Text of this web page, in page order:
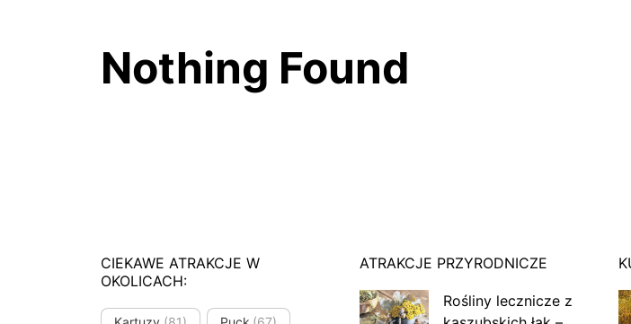
Nothing Found
CIEKAWE ATRAKCJE W
OKOLICACH:
ATRAKCJE PRZYRODNICZE
Rośliny lecznicze z